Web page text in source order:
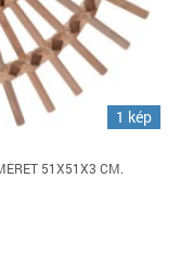
1 kép
51X51X3 CM.